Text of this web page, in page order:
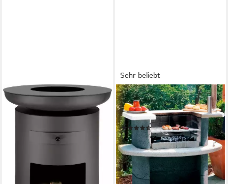
Sehr beliebt
BUSCHBECK
Holzkohlegrill Grillbar Rica,
BxTxH: 110x65x93 cm
(116)
229,99 €
21,01 €mtl. in 12 Raten
lieferbar - in 6-8 Werktagen bei dir